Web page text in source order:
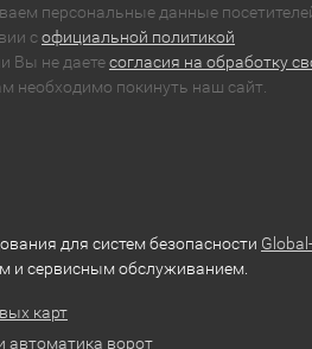
персональные данные
софициальной политикой
Вы не даетесогласия на обработку
необходимо покинуть наш сайт.
для систем безопасности Global-
и сервисным обслуживанием.
карт
ворот